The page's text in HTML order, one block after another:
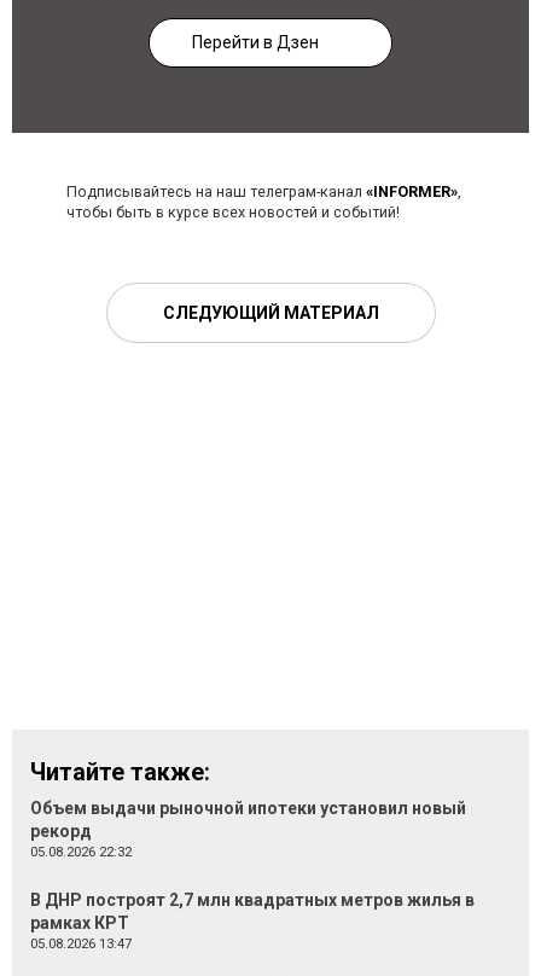
Перейти в Дзен
Подписывайтесь на наш телеграм-канал «INFORMER»,
чтобы быть в курсе всех новостей и событий!
СЛЕДУЮЩИЙ МАТЕРИАЛ
Читайте также:
Объем выдачи рыночной ипотеки установил новый
рекорд
05.08.2026 22:32
В ДНР построят 2,7 млн квадратных метров жилья в
рамках КРТ
05.08.2026 13:47